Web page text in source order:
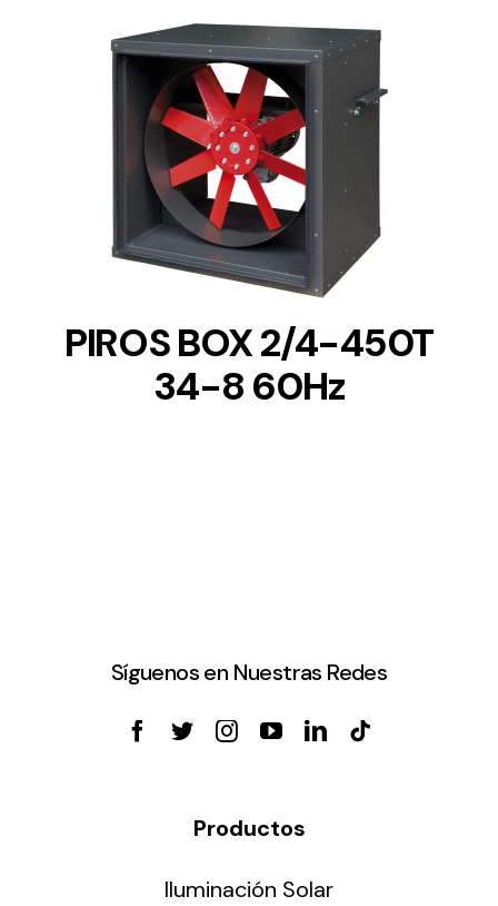
DETAILS
PIROS BOX 2/4-450T
34-8 60Hz
Síguenos en Nuestras Redes
Productos
Iluminación Solar